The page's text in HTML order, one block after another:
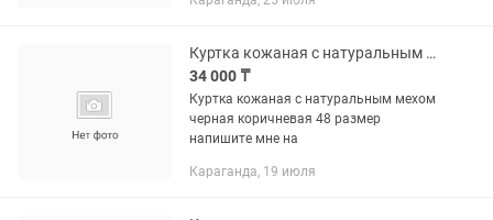
Куртка кожаная с натуральным мехом черная коричневая 48 размер
34 000 ₸
Куртка кожаная с натуральным мехом
черная коричневая 48 размер
напишите мне на
Караганда, 19 июля